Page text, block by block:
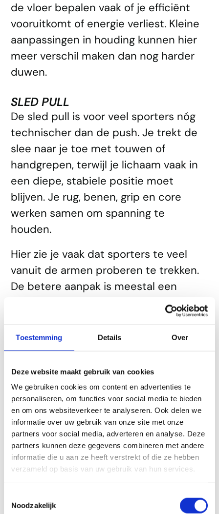
Toestemming Details Over
Deze website maakt gebruik van cookies
We gebruiken cookies om content en advertenties te
personaliseren, om functies voor social media te bieden
en om ons websiteverkeer te analyseren. Ook delen we
informatie over uw gebruik van onze site met onze
partners voor social media, adverteren en analyse. Deze
partners kunnen deze gegevens combineren met andere
informatie die u aan ze heeft verstrekt of die ze hebben
verzameld op basis van uw gebruik van hun services.
Noodzakelijk
de vloer bepalen vaak of je efficiënt
vooruitkomt of energie verliest. Kleine
aanpassingen in houding kunnen hier
meer verschil maken dan nog harder
duwen.
SLED PULL
De sled pull is voor veel sporters nóg
technischer dan de push. Je trekt de
slee naar je toe met touwen of
handgrepen, terwijl je lichaam vaak in
een diepe, stabiele positie moet
blijven. Je rug, benen, grip en core
werken samen om spanning te
houden.
Hier zie je vaak dat sporters te veel
vanuit de armen proberen te trekken.
De betere aanpak is meestal een
sterke positie, slim verplaatsen van
lichaamsgewicht en een ritme waarin
je de slee stap voor stap laat bewegen.
Juist onder vermoeidheid blijkt dat
veel efficiënter dan “hard rukken”.
BURPEE BROAD JUMPS
Burpee Broad Jumps combineren een
burpee met een sprong naar voren.
Het is een onderdeel dat veel sporters
mentaal zwaar vinden, omdat het
ritmisch en herhalend is en snel benen
direct of je tempo en techniek onder